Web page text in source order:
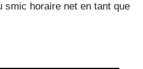
smic horaire net en tant que